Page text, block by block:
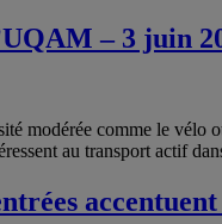
– 3 juin
modérée comme le vélo
au transport actif